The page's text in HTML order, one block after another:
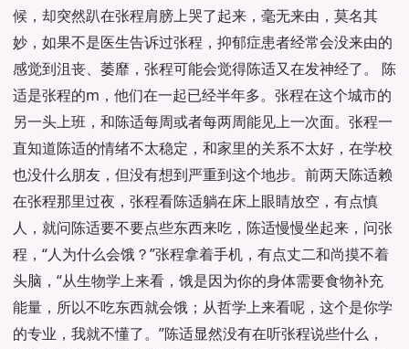
候，却突然趴在张程肩膀上哭了起来，毫无来由，莫名其
妙，如果不是医生告诉过张程，抑郁症患者经常会没来由的
感觉到沮丧、萎靡，张程可能会觉得陈适又在发神经了。 陈
适是张程的m，他们在一起已经半年多。张程在这个城市的
另一头上班，和陈适每周或者每两周能见上一次面。张程一
直知道陈适的情绪不太稳定，和家里的关系不太好，在学校
也没什么朋友，但没有想到严重到这个地步。前两天陈适赖
在张程那里过夜，张程看陈适躺在床上眼睛放空，有点慎
人，就问陈适要不要点些东西来吃，陈适慢慢坐起来，问张
程，“人为什么会饿？”张程拿着手机，有点丈二和尚摸不着
头脑，“从生物学上来看，饿是因为你的身体需要食物补充
能量，所以不吃东西就会饿；从哲学上来看呢，这个是你学
的专业，我就不懂了。”陈适显然没有在听张程说些什么，